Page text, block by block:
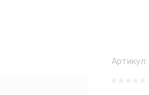
Артикул: